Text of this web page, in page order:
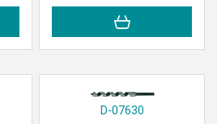
D-07630